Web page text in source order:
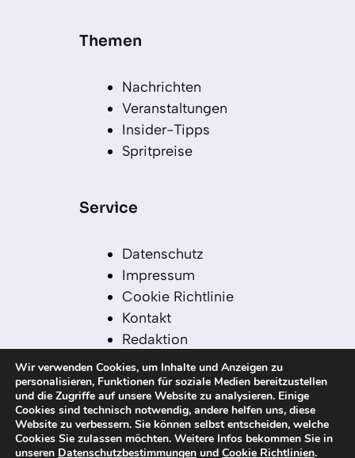
Themen
Nachrichten
Veranstaltungen
Insider-Tipps
Spritpreise
Service
Datenschutz
Impressum
Cookie Richtlinie
Kontakt
Redaktion
Redaktionelle Leitlinien
Sitemap
Einsatz von KI in der
Redaktion
Wir verwenden Cookies, um Inhalte und Anzeigen zu
personalisieren, Funktionen für soziale Medien bereitzustellen
und die Zugriffe auf unsere Website zu analysieren. Einige
Cookies sind technisch notwendig, andere helfen uns, diese
Website zu verbessern. Sie können selbst entscheiden, welche
Cookies Sie zulassen möchten. Weitere Infos bekommen Sie in
unseren Datenschutzbestimmungen und Cookie Richtlinien.